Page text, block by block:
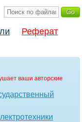
Реферат
ваши авторские